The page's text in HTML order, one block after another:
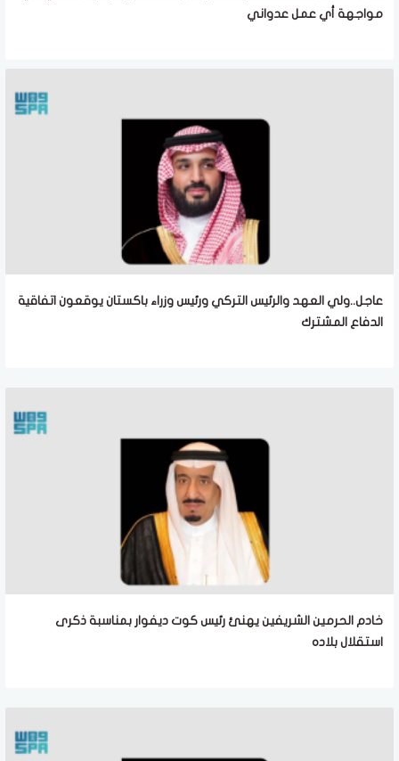
مواجهة أي عمل عدواني
عاجل..ولي العهد والرئيس التركي ورئيس وزراء باكستان يوقعون اتفاقية
الدفاع المشترك
خادم الحرمين الشريفين يهنئ رئيس كوت ديفوار بمناسبة ذكرى
استقلال بلاده